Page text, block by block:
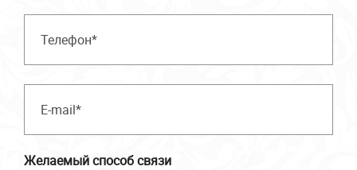
Желаемый способ связи